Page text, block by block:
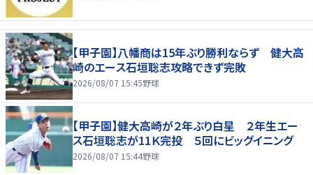
【甲子園】八幡商は15年ぶり勝利ならず 健大高
崎のエース石垣聡志攻略できず完敗
2026/08/07 15:45野球
【甲子園】健大高崎が２年ぶり白星 ２年生エー
ス石垣聡志が11Ｋ完投 ５回にビッグイニング
2026/08/07 15:44野球